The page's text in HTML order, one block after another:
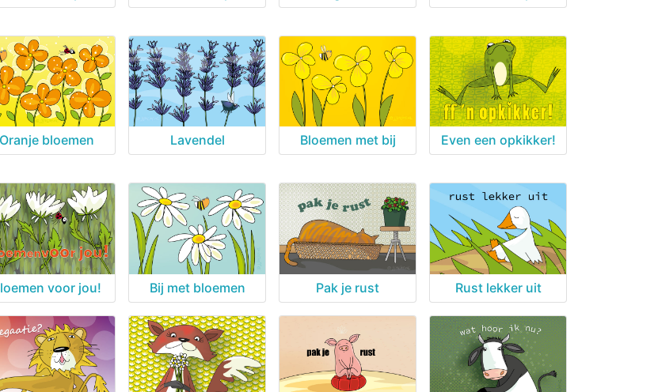
Oranje bloemen Lavendel Bloemen met bij Even een opkikker!
voor jou! Bij met bloemen Pak je rust Rust lekker uit